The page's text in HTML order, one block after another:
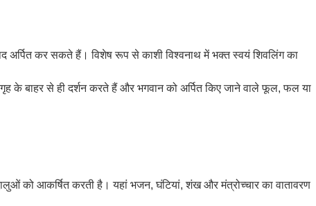
अर्पित कर सकते हैं। विशेष रूप से काशी विश्वनाथ में भक्त स्वयं शिवलिंग का
के बाहर से ही दर्शन करते हैं और भगवान को अर्पित किए जाने वाले फूल, फल या
को आकर्षित करती है। यहां भजन, घंटियां, शंख और मंत्रोच्चार का वातावरण